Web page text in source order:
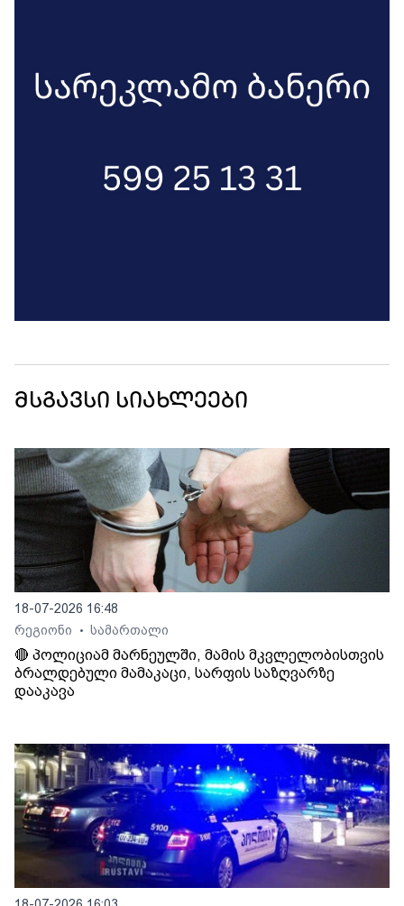
მსგავსი სიახლეები
18-07-2026 16:48
რეგიონი
• სამართალი
🔴 პოლიციამ მარნეულში, მამის მკვლელობისთვის
ბრალდებული მამაკაცი, სარფის საზღვარზე
დააკავა